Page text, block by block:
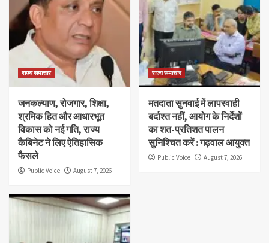
राज्य समाचार
जनकल्याण, रोजगार, शिक्षा,
श्रमिक हित और आधारभूत
विकास को नई गति, राज्य
कैबिनेट ने लिए ऐतिहासिक
फैसले
Public Voice August 7, 2026
राज्य समाचार
मतदाता सुनवाई में लापरवाही
बर्दाश्त नहीं, आयोग के निर्देशों
का शत-प्रतिशत पालन
सुनिश्चित करें : गढ़वाल आयुक्त
Public Voice August 7, 2026